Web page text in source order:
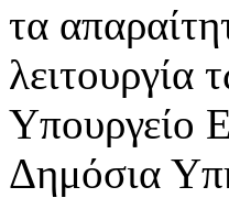
τα
λειτουργία
Υπουργείο
Δημόσια